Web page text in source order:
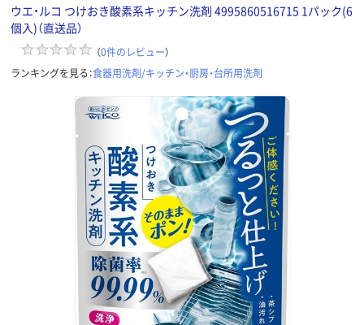
ウエ・ルコ つけおき酸素系キッチン洗剤 4995860516715 1パック(6
個入)（直送品）
（0件のレビュー）
ランキングを見る：食器用洗剤/キッチン・厨房・台所用洗剤